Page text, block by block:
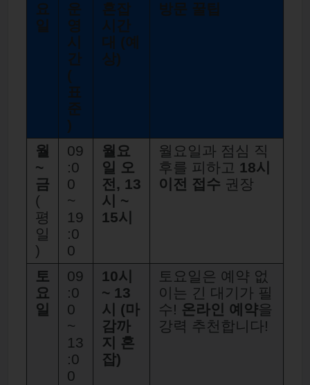
요
일
운
영
시
간
(
표
준
)
혼잡
시간
대 (예
상)
방문 꿀팁
월
~
금
(
평
일
)
09
:0
0
~
19
:0
0
월요
일 오
전, 13
시 ~
15시
월요일과 점심 직
후를 피하고 18시
이전 접수 권장
토
요
일
09
:0
0
~
13
:0
0
10시
~ 13
시 (마
감까
지 혼
잡)
토요일은 예약 없
이는 긴 대기가 필
수! 온라인 예약을
강력 추천합니다!